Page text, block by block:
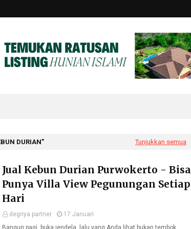
DURIAN Tunjukkan semua
Jual Kebun Durian Purwokerto - Bisa
Punya Villa View Pegunungan Setiap
Hari
degriya partner
17 Januari
Bangun pagi, buka jendela, lalu yang Anda lihat bukan tembok